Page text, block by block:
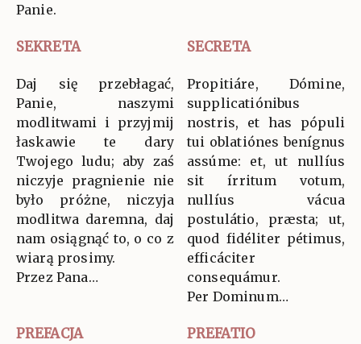
Panie.
SEKRETA SECRETA
Daj się przebłagać,
Panie, naszymi
modlitwami i przyjmij
łaskawie te dary
Twojego ludu; aby zaś
niczyje pragnienie nie
było próżne, niczyja
modlitwa daremna, daj
nam osiągnąć to, o co z
wiarą prosimy.
Przez Pana…
Propitiáre, Dómine,
supplicatiónibus
nostris, et has pópuli
tui oblatiónes benígnus
assúme: et, ut nullíus
sit írritum votum,
nullíus vácua
postulátio, præsta; ut,
quod fidéliter pétimus,
efficáciter
consequámur.
Per Dominum…
PREFACJA PREFATIO